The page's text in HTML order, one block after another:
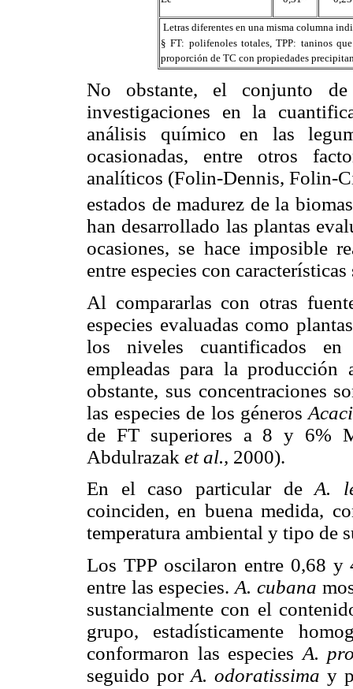
 Letras diferentes en una misma columna
§ FT: polifenoles totales, TPP: taninos
proporción de TC con propiedades
No obstante, el conjunto de
investigaciones en la
análisis químico en las
ocasionadas, entre otros
analíticos (Folin-Dennis, Folin-
estados de madurez de la
han desarrollado las plantas
ocasiones, se hace imposible
entre especies con
Al compararlas con otras
especies evaluadas como
los niveles cuantificados en
empleadas para la
obstante, sus concentraciones
las especies de los géneros
de FT superiores a 8 y 6%
Abdulrazak et al., 2000).
En el caso particular deA.
coinciden, en buena medida,
temperatura ambiental y tipo de
Los TPP oscilaron entre 0,68
entre las especies.A. cubana
sustancialmente con el
grupo, estadísticamente
conformaron las especies A.
seguido porA. odoratissima y